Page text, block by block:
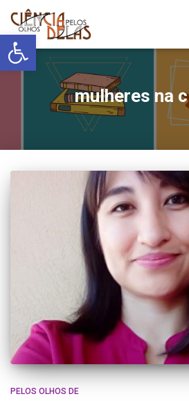
Abrir a barra de
mulheres na
PELOS OLHOS DE